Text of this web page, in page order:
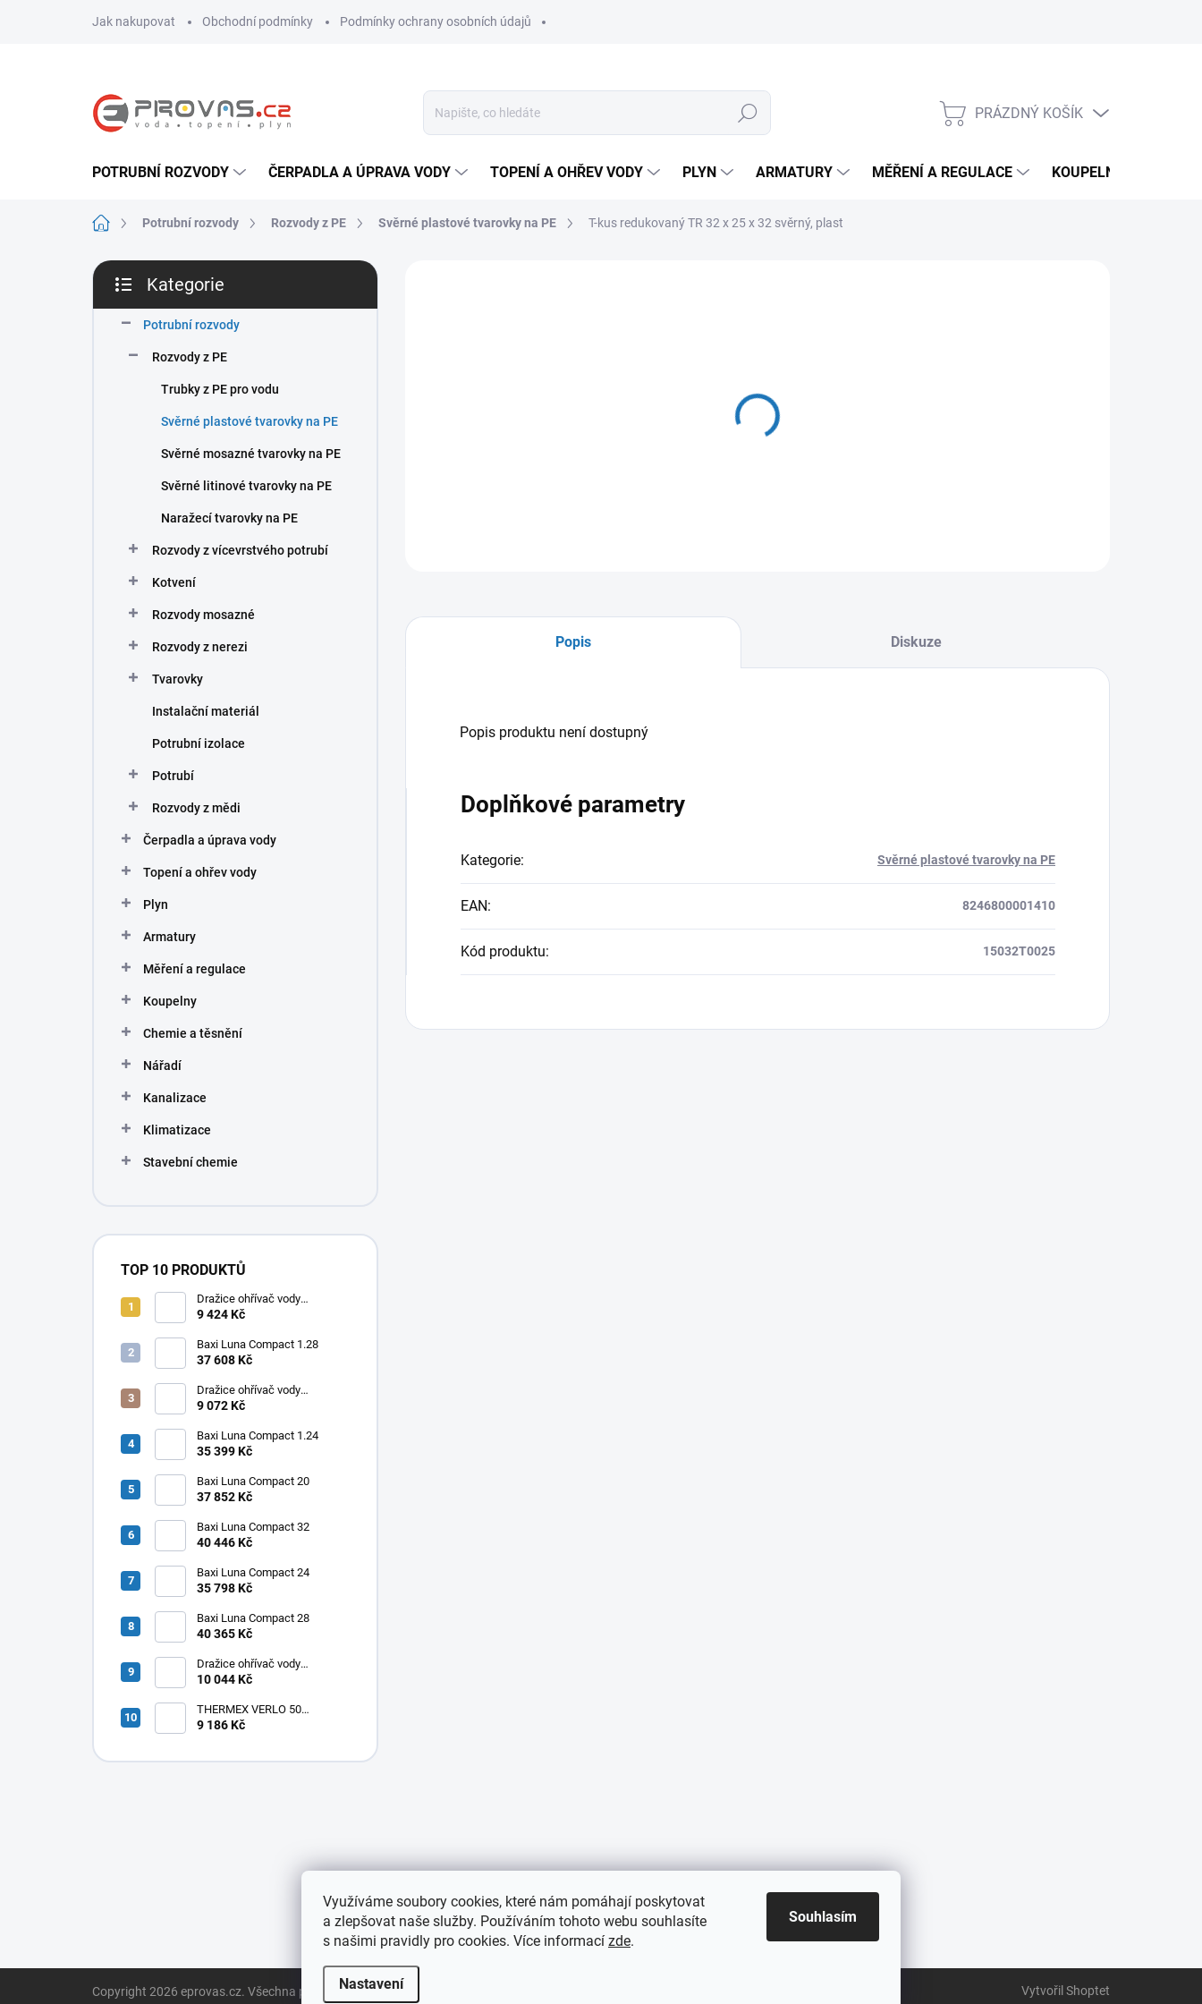
Využíváme soubory cookies, které nám pomáhají poskytovat
a zlepšovat naše služby. Používáním tohoto webu souhlasíte
s našimi pravidly pro cookies. Více informací zde.
Nastavení
Souhlasím
Jak nakupovat Obchodní podmínky Podmínky ochrany osobních údajů
Hledat
NÁKUPNÍ
PRÁZDNÝ KOŠÍK
POTRUBNÍ ROZVODY ČERPADLA A ÚPRAVA VODY TOPENÍ A OHŘEV VODY PLYN ARMATURY MĚŘENÍ A REGULACE KOUPELNY
Domů Potrubní rozvody Rozvody z PE Svěrné plastové tvarovky na PE T-kus redukovaný TR 32 x 25 x 32 svěrný, plast
P
s
kategorie
Kategorie
Potrubní rozvody
Rozvody z PE
Trubky z PE pro vodu
Svěrné plastové tvarovky na PE
Svěrné mosazné tvarovky na PE
Svěrné litinové tvarovky na PE
Naražecí tvarovky na PE
Rozvody z vícevrstvého potrubí
Kotvení
Rozvody mosazné
Rozvody z nerezi
Tvarovky
Instalační materiál
Potrubní izolace
Potrubí
Rozvody z mědi
Čerpadla a úprava vody
Topení a ohřev vody
Plyn
Armatury
Měření a regulace
Koupelny
Chemie a těsnění
Nářadí
Kanalizace
Klimatizace
Stavební chemie
TOP 10 PRODUKTŮ
Dražice ohřívač vody
elektrický svislý OKHE ONE/E
9 424 Kč
Baxi Luna Compact 1.28
37 608 Kč
Dražice ohřívač vody
elektrický svislý OKHE ONE/E
9 072 Kč
Baxi Luna Compact 1.24
35 399 Kč
Baxi Luna Compact 20
37 852 Kč
Baxi Luna Compact 32
40 446 Kč
Baxi Luna Compact 24
35 798 Kč
Baxi Luna Compact 28
40 365 Kč
Dražice ohřívač vody
elektrický svislý OKHE ONE/E
10 044 Kč
THERMEX VERLO 50
elektrický ohřívač vody
9 186 Kč
10.8.2026
MOŽNOSTI DORUČENÍ
Popis Diskuze
Popis produktu není dostupný
Doplňkové parametry
Kategorie: Svěrné plastové tvarovky na PE
EAN: 8246800001410
Kód produktu: 15032T0025
Vytvořil Shoptet
Copyright 2026 eprovas.cz. Všechna práva vyhrazena.